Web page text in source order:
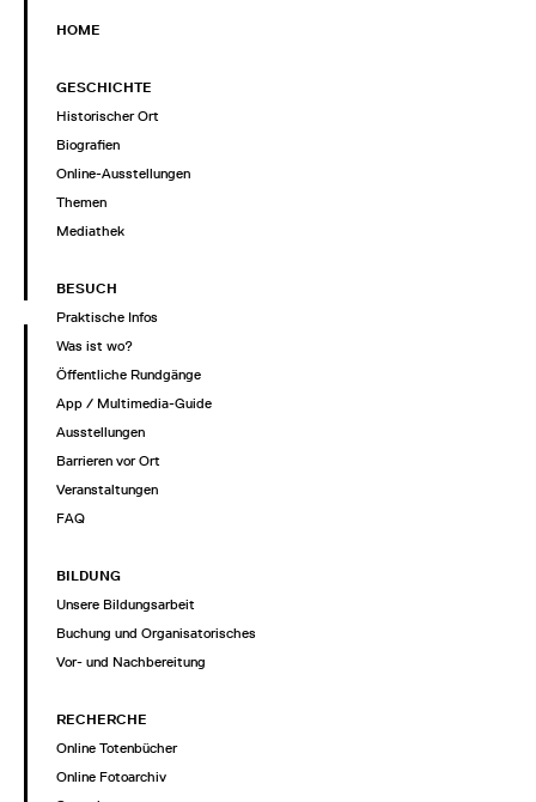
HOME
GESCHICHTE
Historischer Ort
Biografien
Online-Ausstellungen
Themen
Mediathek
BESUCH
Praktische Infos
Was ist wo?
Öffentliche Rundgänge
App / Multimedia-Guide
Ausstellungen
Barrieren vor Ort
Veranstaltungen
FAQ
BILDUNG
Unsere Bildungsarbeit
Buchung und Organisatorisches
Vor- und Nachbereitung
RECHERCHE
Online Totenbücher
Online Fotoarchiv